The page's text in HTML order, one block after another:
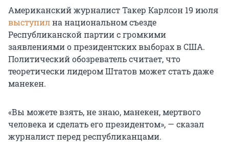
Американский журналист Такер Карлсон 19 июля
выступилна национальном съезде
Республиканской партии с громкими
заявлениями о президентских выборах в США.
Политический обозреватель считает, что
теоретически лидером Штатов может стать даже
манекен.
«Вы можете взять, не знаю, манекен, мертвого
человека и сделать его президентом», — сказал
журналист перед республиканцами.